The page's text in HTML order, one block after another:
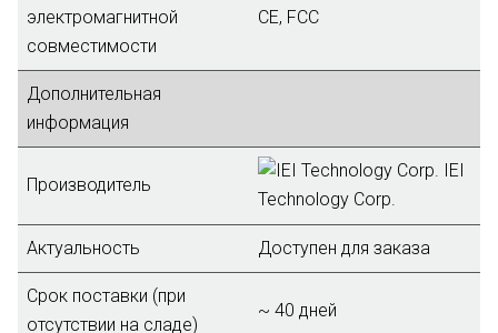
электромагнитной
совместимости
CE, FCC
Дополнительная
информация
Производитель
IEI
Technology Corp.
Актуальность Доступен для заказа
Срок поставки (при
отсутствии на сладе)
~ 40 дней